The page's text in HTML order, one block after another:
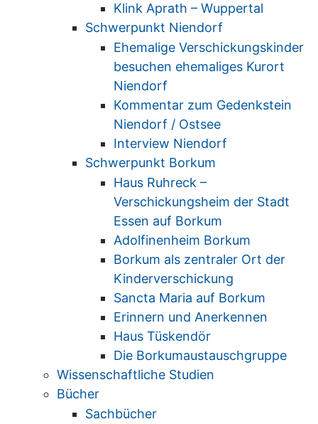
Klink Aprath – Wuppertal
Schwerpunkt Niendorf
Ehemalige Verschickungskinder
besuchen ehemaliges Kurort
Niendorf
Kommentar zum Gedenkstein
Niendorf / Ostsee
Interview Niendorf
Schwerpunkt Borkum
Haus Ruhreck –
Verschickungsheim der Stadt
Essen auf Borkum
Adolfinenheim Borkum
Borkum als zentraler Ort der
Kinderverschickung
Sancta Maria auf Borkum
Erinnern und Anerkennen
Haus Tüskendör
Die Borkumaustauschgruppe
Wissenschaftliche Studien
Bücher
Sachbücher